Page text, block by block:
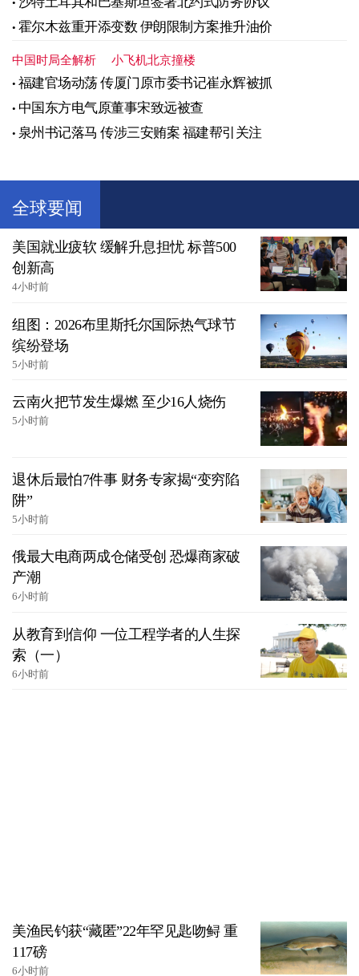
霍尔木兹重开添变数 伊朗限制方案推升油价
中国时局全解析 小飞机北京撞楼
福建官场动荡 传厦门原市委书记崔永辉被抓
中国东方电气原董事宋致远被查
泉州书记落马 传涉三安贿案 福建帮引关注
全球要闻
美国就业疲软 缓解升息担忧 标普500
创新高
4小时前
组图：2026布里斯托尔国际热气球节
缤纷登场
5小时前
云南火把节发生爆燃 至少16人烧伤
5小时前
退休后最怕7件事 财务专家揭“变穷陷
阱”
5小时前
俄最大电商两成仓储受创 恐爆商家破
产潮
6小时前
从教育到信仰 一位工程学者的人生探
索（一）
6小时前
美渔民钓获“藏匿”22年罕见匙吻鲟 重
117磅
6小时前